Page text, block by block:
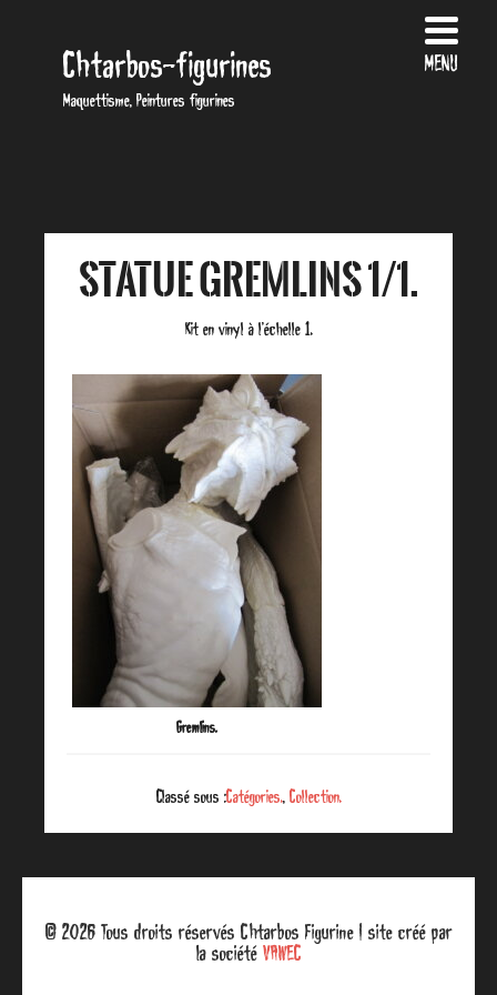
Chtarbos-figurines
Maquettisme, Peintures figurines
Statue Gremlins 1/1.
Kit en vinyl à l’échelle 1.
Gremlins.
Classé sous :Catégories., Collection.
© 2026 Tous droits réservés Chtarbos Figurine | site créé par
la société VAWEC
MENU